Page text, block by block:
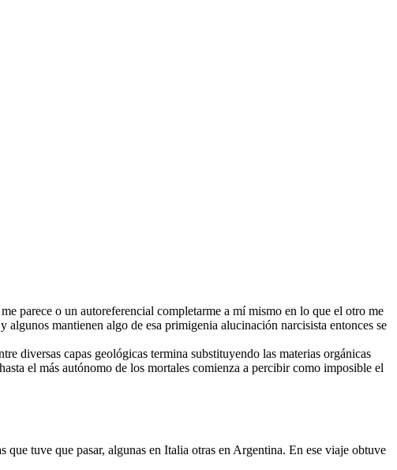
parece o un autoreferencial completarme a mí mismo en lo que el otro me
algunos mantienen algo de esa primigenia alucinación narcisista entonces se
diversas capas geológicas termina substituyendo las materias orgánicas
el más autónomo de los mortales comienza a percibir como imposible el
tuve que pasar, algunas en Italia otras en Argentina. En ese viaje obtuve